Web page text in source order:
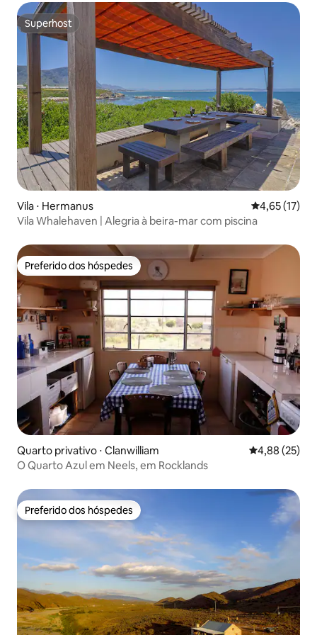
Superhost
Superhost
Vila ⋅ Hermanus 4,65 de uma
4,65 (17)
Vila Whalehaven | Alegria à beira-mar com piscina
Preferido dos hóspedes
Preferido dos hóspedes
Quarto privativo ⋅ Clanwilliam 4,88 de uma
4,88 (25)
O Quarto Azul em Neels, em Rocklands
Preferido dos hóspedes
Preferido dos hóspedes